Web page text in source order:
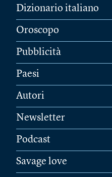
Dizionario italiano
Oroscopo
Pubblicità
Paesi
Autori
Newsletter
Podcast
Savage love